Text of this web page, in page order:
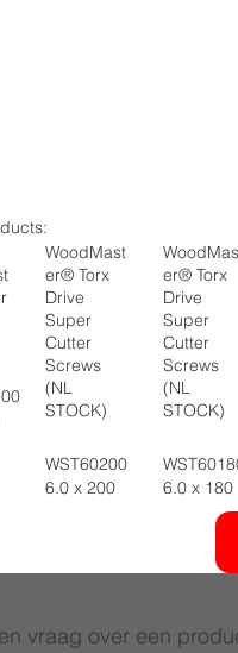
WoodMast
er® Torx
Drive
Super
Cutter
Screws
(NL
STOCK)
WST60200
6.0 x 200
er® Torx
Drive
Super
Cutter
Screws
(NL
STOCK)
6.0 x 180
vraag over een